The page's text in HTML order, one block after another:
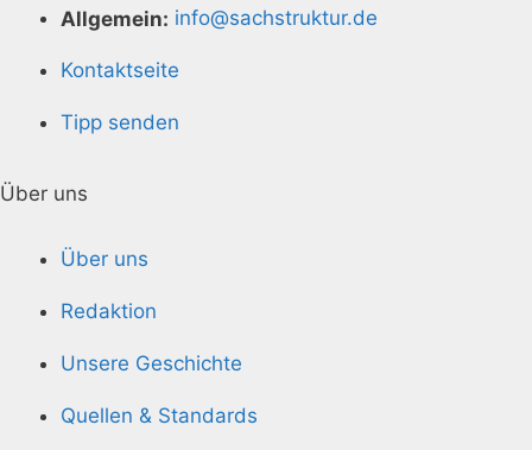
Allgemein: info@sachstruktur.de
Kontaktseite
Tipp senden
Über uns
Über uns
Redaktion
Unsere Geschichte
Quellen & Standards